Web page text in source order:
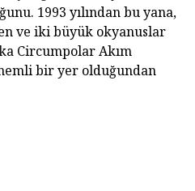
1993 yılından bu yana,
ve iki büyük okyanuslar
Circumpolar Akım
bir yer olduğundan